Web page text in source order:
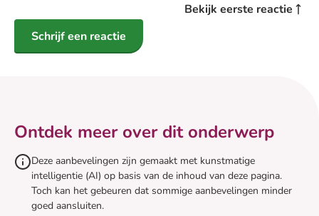
Bekijk eerste reactie
Schrijf een reactie
Ontdek meer over dit onderwerp
Deze aanbevelingen zijn gemaakt met kunstmatige
intelligentie (AI) op basis van de inhoud van deze pagina.
Toch kan het gebeuren dat sommige aanbevelingen minder
goed aansluiten.